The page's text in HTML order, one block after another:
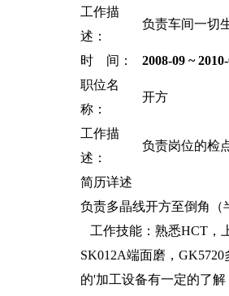
工作描
述：
负责车间一切
时 间： 2008-09 ~
职位名
称：
开方
工作描
述：
负责岗位的检
简历详述
负责多晶线开方至倒角（
工作技能：熟悉HCT，
SK012A端面磨，
的'加工设备有一定的了